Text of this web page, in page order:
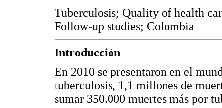
Tuberculosis; Quality of health
Follow-up studies; Colombia
Introducción
En 2010 se presentaron en el
tuberculosis, 1,1 millones de
sumar 350.000 muertes más por